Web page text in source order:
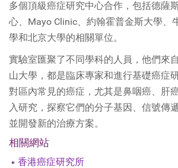
多個頂級癌症研究中心合作，包括德薩
心、Mayo Clinic、約翰霍普金斯大學、
學和北京大學的相關單位。
實驗室匯聚了不同學科的人員，他們來
山大學，都是臨床專家和進行基礎癌症
對區內常見的癌症，尤其是鼻咽癌、肝
入研究，探察它們的分子基因、信號傳
並開發新的治療方案。
相關網站
香港癌症研究所